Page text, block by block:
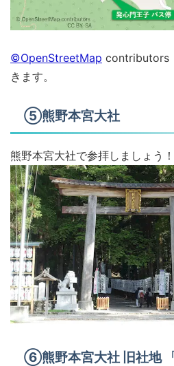
©OpenStreetMap contributors
きます。
⑤熊野本宮大社
熊野本宮大社で参拝しましょう！
⑥熊野本宮大社 旧社地